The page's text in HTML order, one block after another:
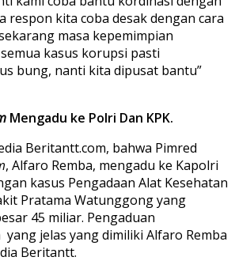
respon kita coba desak dengan cara
masa kepemimpian
kasus korupsi pasti
bung, nanti kita dipusat bantu”
Mengadu ke Polri Dan KPK.
Beritantt.com, bahwa Pimred
, Alfaro Remba, mengadu ke Kapolri
kasus Pengadaan Alat Kesehatan
Pratama Watunggong yang
45 miliar. Pengaduan
jelas yang dimiliki Alfaro Remba
Beritantt.